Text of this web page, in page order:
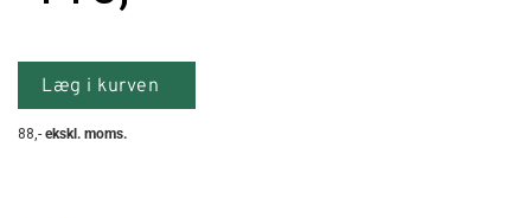
Læg i kurven
88,- ekskl. moms.